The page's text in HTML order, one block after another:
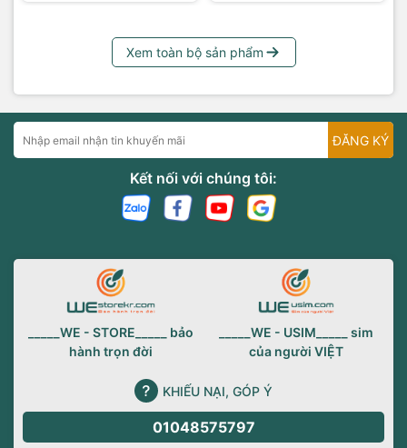
Xem toàn bộ sản phẩm
ĐĂNG KÝ
Kết nối với chúng tôi:
_____WE - STORE_____ bảo
hành trọn đời
_____WE - USIM_____ sim
của người VIỆT
KHIẾU NẠI, GÓP Ý
01048575797